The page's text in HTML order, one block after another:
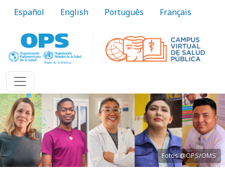
Español English Português Français
Fotos @OPS/OMS